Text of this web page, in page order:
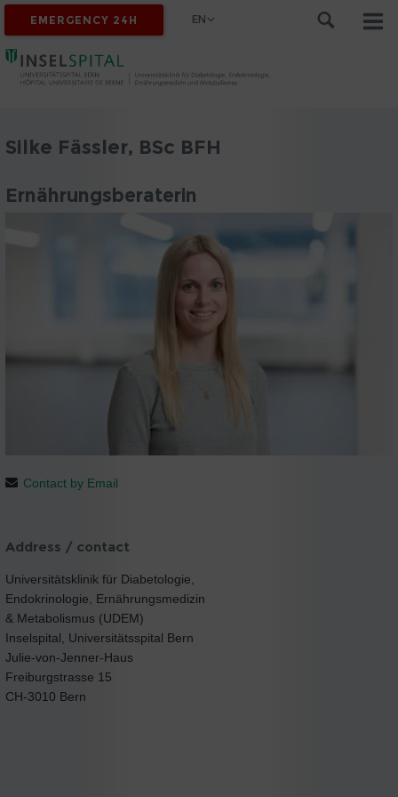
EMERGENCY 24H EN
Silke Fässler, BSc BFH
Ernährungsberaterin
Contact by Email
Address / contact
Universitätsklinik für Diabetologie,
Endokrinologie, Ernährungsmedizin
& Metabolismus (UDEM)
Inselspital, Universitätsspital Bern
Julie-von-Jenner-Haus
Freiburgstrasse 15
CH-3010 Bern